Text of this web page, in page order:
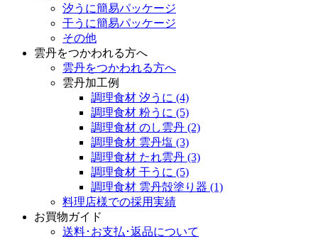
汐うに簡易パッケージ
干うに簡易パッケージ
その他
雲丹をつかわれる方へ
雲丹をつかわれる方へ
雲丹加工例
調理食材 汐うに (4)
調理食材 粉うに (5)
調理食材 のし雲丹 (2)
調理食材 雲丹塩 (3)
調理食材 たれ雲丹 (3)
調理食材 干うに (5)
調理食材 雲丹殻塗り器 (1)
料理店様での採用実績
お買物ガイド
送料･お支払･返品について